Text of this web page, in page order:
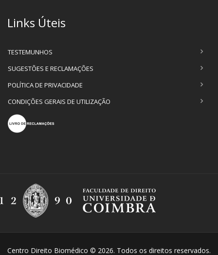
Links Úteis
TESTEMUNHOS
SUGESTÕES E RECLAMAÇÕES
POLÍTICA DE PRIVACIDADE
CONDIÇÕES GERAIS DE UTILIZAÇÃO
Centro Direito Biomédico © 2026. Todos os direitos reservados.